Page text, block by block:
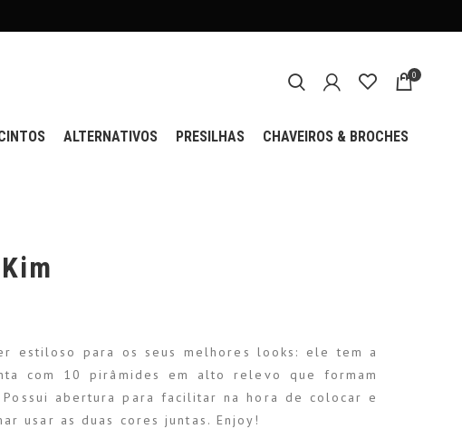
0
ALTERNATIVOS PRESILHAS CHAVEIROS & BROCHES
estiloso para os seus melhores looks: ele tem a
com 10 pirâmides em alto relevo que formam
Possui abertura para facilitar na hora de colocar e
usar as duas cores juntas. Enjoy!